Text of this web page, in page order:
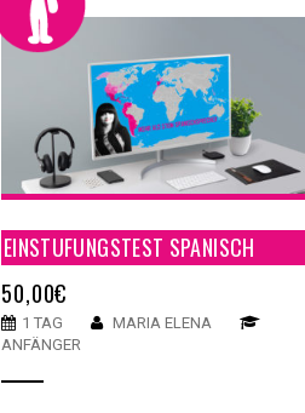
EINSTUFUNGSTEST SPANISCH
50,00€
1 TAG
MARIA ELENA
ANFÄNGER